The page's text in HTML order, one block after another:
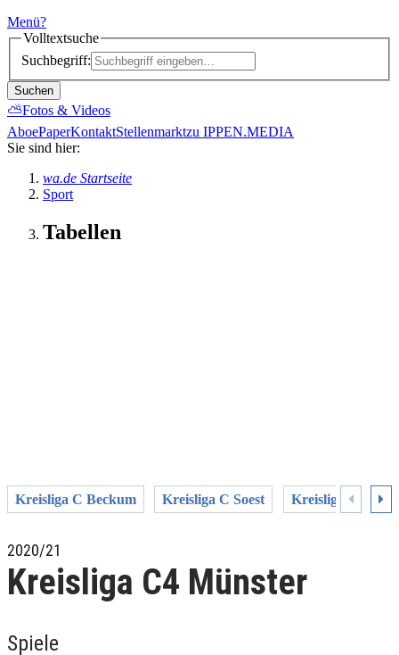
Menü?
Volltextsuche
Suchbegriff:
Suchen
⛅Fotos & Videos
AboePaperKontaktStellenmarktzu IPPEN.MEDIA
Sie sind hier:
wa.de Startseite
Sport
Tabellen
Kreisliga C Beckum Kreisliga C Soest Kreisliga C1
2020/21
Kreisliga C4 Münster
Spiele